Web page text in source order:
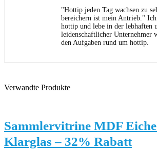
"Hottip jeden Tag wachsen zu
bereichern ist mein Antrieb."
hottip und lebe in der lebhaften
leidenschaftlicher
den Aufgaben rund um hottip.
Verwandte Produkte
Sammlervitrine MDF
Klarglas – 32% Rabatt